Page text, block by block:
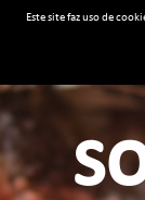
Este site faz uso de